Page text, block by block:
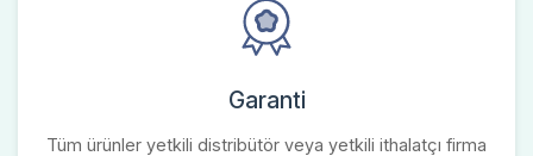
Garanti
Tüm ürünler yetkili distribütör veya yetkili ithalatçı firma